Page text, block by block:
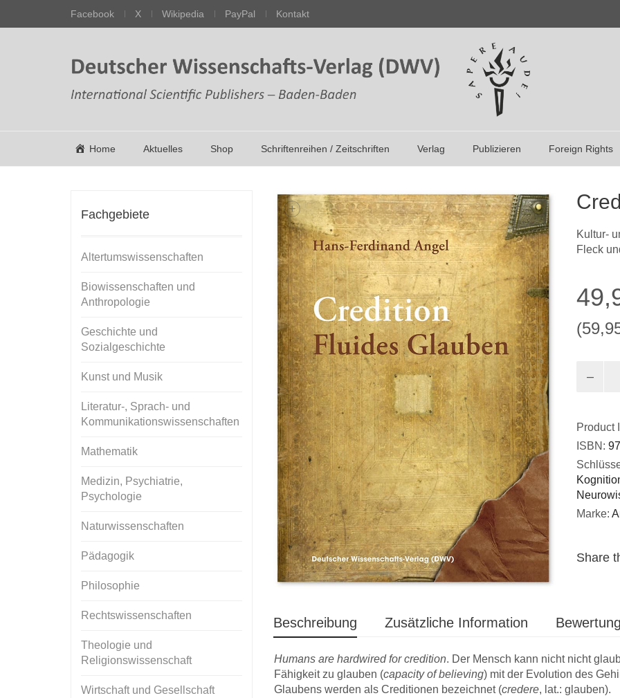
Facebook X Wikipedia PayPal Kontakt
Home Aktuelles Shop Schriftenreihen / Zeitschriften Verlag Publizieren Foreign Rights
+
Kultur-
Fleck
Product
ISBN:
Marke:
Share
Beschreibung Zusätzliche Information
Humans are hardwired for credition. Der Mensch kann nicht nicht
Fähigkeit zu glauben (capacity of believing) mit der Evolution des
Glaubens werden als Creditionen bezeichnet (credere, lat.: glauben).
Fachgebiete
Altertumswissenschaften
Biowissenschaften und
Anthropologie
Geschichte und
Sozialgeschichte
Kunst und Musik
Literatur-, Sprach- und
Kommunikationswissenschaften
Mathematik
Medizin, Psychiatrie,
Psychologie
Naturwissenschaften
Pädagogik
Philosophie
Rechtswissenschaften
Theologie und
Religionswissenschaft
Wirtschaft und Gesellschaft